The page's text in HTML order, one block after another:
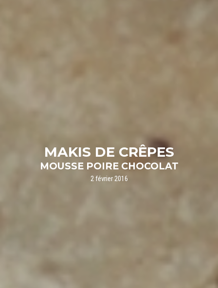
MAKIS DE CRÊPES
MOUSSE POIRE CHOCOLAT
2 février 2016